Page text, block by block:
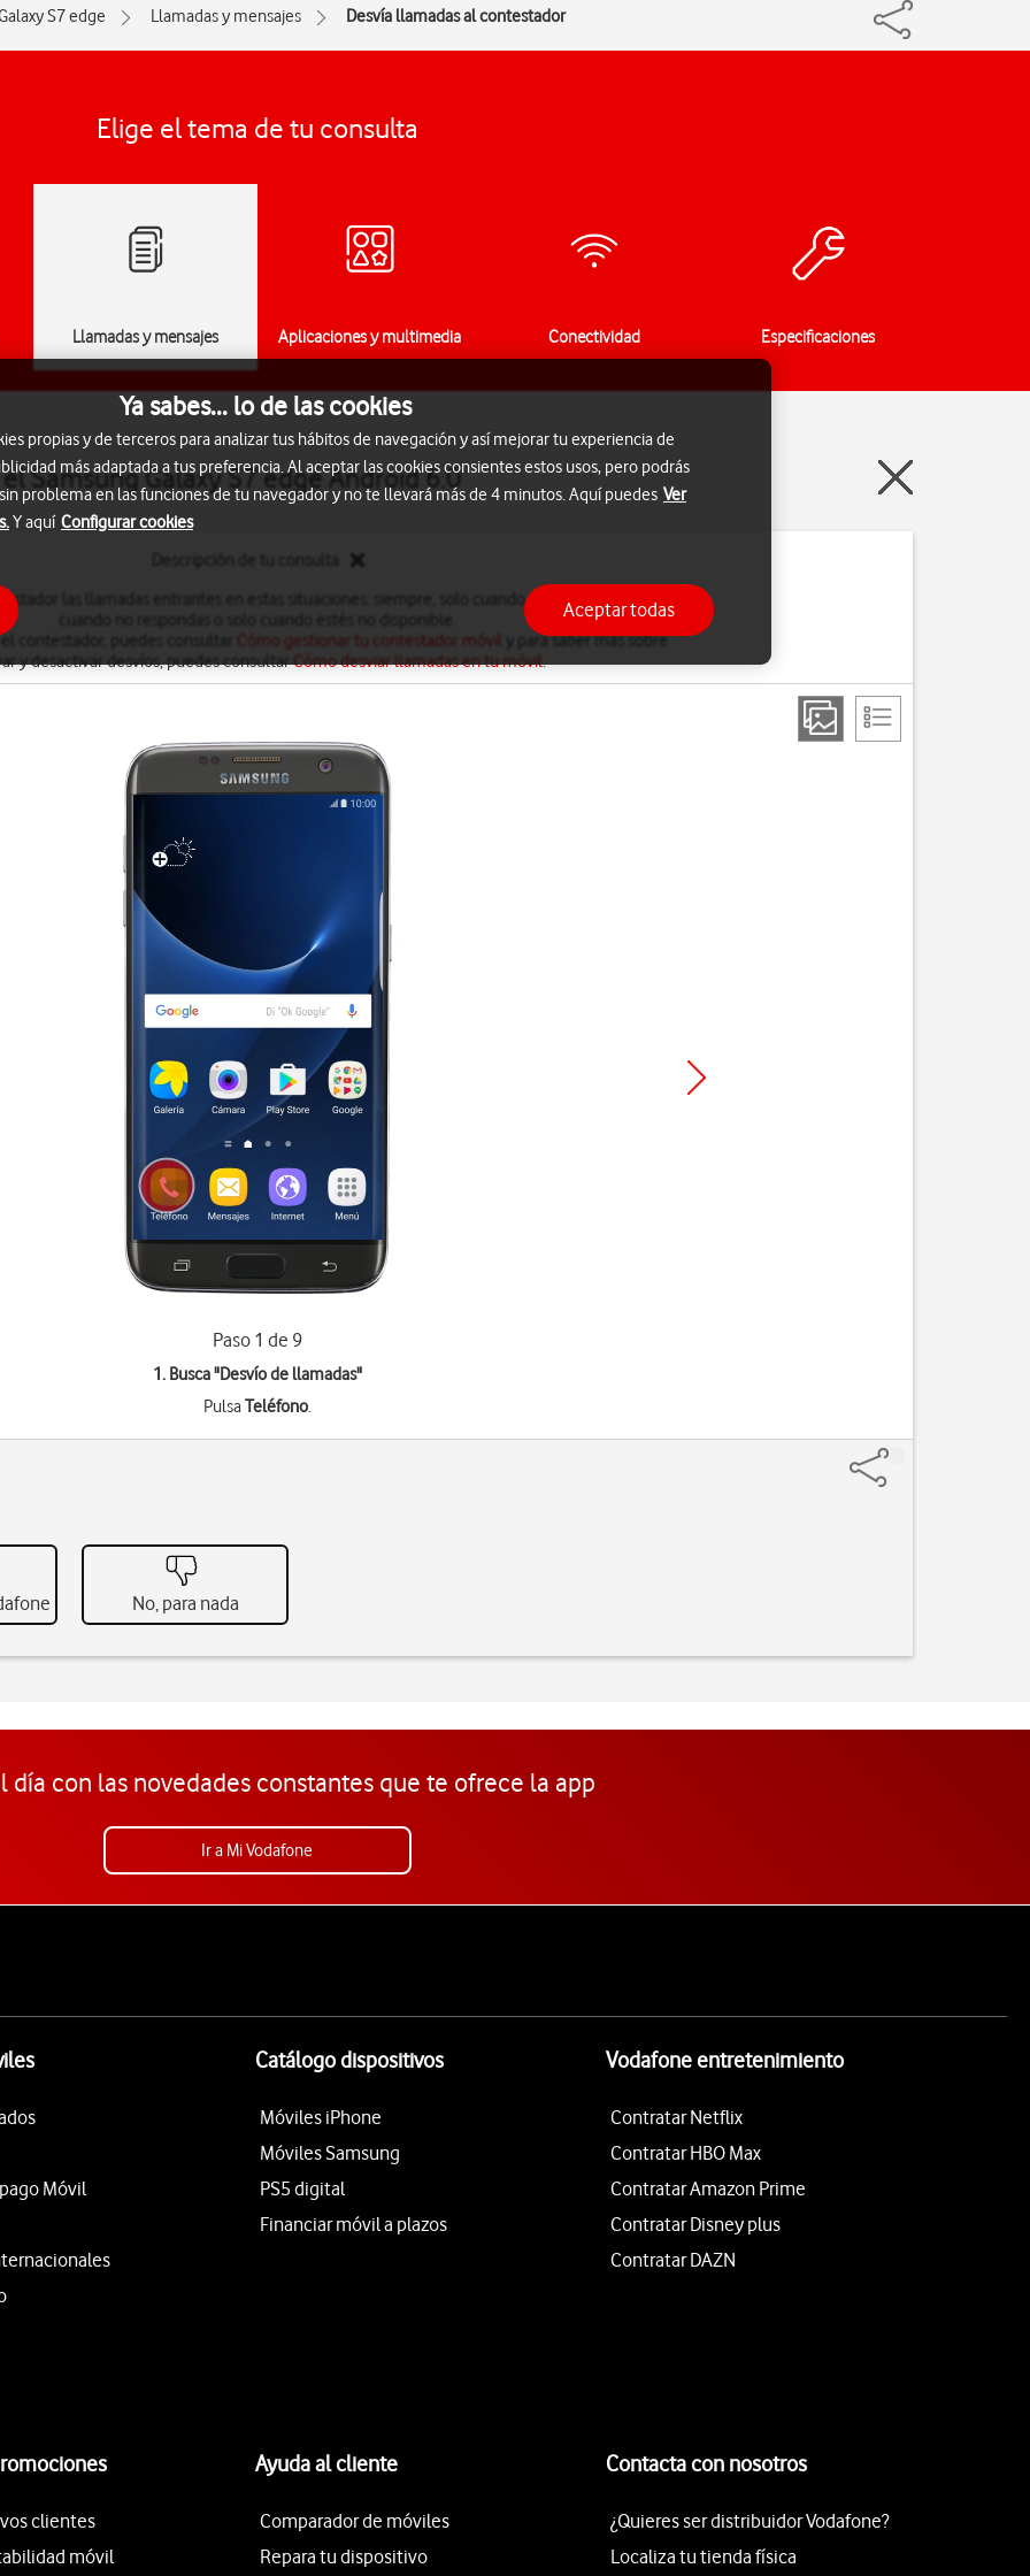
S7 edge Llamadas y mensajes Desvía llamadas al contestador
Elige el tema de tu consulta
Llamadas y mensajes Aplicaciones y multimedia Conectividad Especificaciones
Samsung Galaxy S7 edge Android 6.0
las llamadas entrantes en estas situaciones: siempre, solo cuando estés ocupado, solo
contestador, puedes consultar
Cómo gestionar tu contestador móvil
y para saber más sobre
y desactivar desvíos, puedes consultarCómo desviar llamadas en tu móvil.
Paso 1 de 9
1. Busca "Desvío de llamadas"
PulsaTeléfono.
No, para nada
día con las novedades constantes que te ofrece la app
Ir a Mi Vodafone
Móvil
Catálogo dispositivos
Móviles iPhone
Móviles Samsung
PS5 digital
Financiar móvil a plazos
Vodafone entretenimiento
Contratar Netflix
Contratar HBO Max
Contratar Amazon Prime
Contratar Disney plus
Contratar DAZN
clientes
móvil
Ayuda al cliente
Comparador de móviles
Repara tu dispositivo
Contacta con nosotros
¿Quieres ser distribuidor Vodafone?
Localiza tu tienda física
Ya sabes... lo de las cookies
propias y de terceros para analizar tus hábitos de navegación y así mejorar tu experiencia de
más adaptada a tus preferencia. Al aceptar las cookies consientes estos usos, pero podrás
problema en las funciones de tu navegador y no te llevará más de 4 minutos. Aquí puedes Ver
Y aquí Configurar cookies
Aceptar todas